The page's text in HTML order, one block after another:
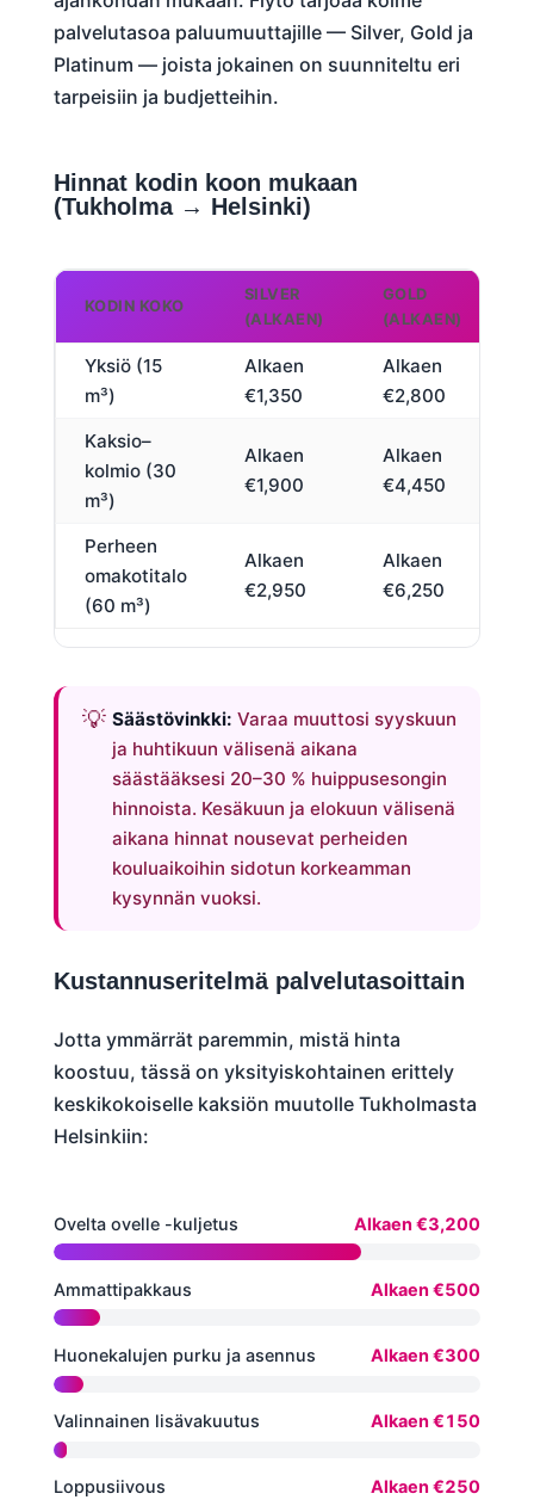
palvelutasoa paluumuuttajille — Silver, Gold ja
Platinum — joista jokainen on suunniteltu eri
tarpeisiin ja budjetteihin.
Hinnat kodin koon mukaan
(Tukholma → Helsinki)
KODIN KOKO
SILVER
(ALKAEN)
GOLD
(ALKAEN)
Yksiö (15
m³)
Alkaen
€1,350
Alkaen
€2,800
Kaksio–
kolmio (30
m³)
Alkaen
€1,900
Alkaen
€4,450
Perheen
omakotitalo
(60 m³)
Alkaen
€2,950
Alkaen
€6,250
Säästövinkki: Varaa muuttosi syyskuun
ja huhtikuun välisenä aikana
säästääksesi 20–30 % huippusesongin
hinnoista. Kesäkuun ja elokuun välisenä
aikana hinnat nousevat perheiden
kouluaikoihin sidotun korkeamman
kysynnän vuoksi.
Kustannuseritelmä palvelutasoittain
Jotta ymmärrät paremmin, mistä hinta
koostuu, tässä on yksityiskohtainen erittely
keskikokoiselle kaksiön muutolle Tukholmasta
Helsinkiin:
Ovelta ovelle -kuljetus Alkaen €3,200
Ammattipakkaus Alkaen €500
Huonekalujen purku ja asennus Alkaen €300
Valinnainen lisävakuutus Alkaen €150
Loppusiivous Alkaen €250